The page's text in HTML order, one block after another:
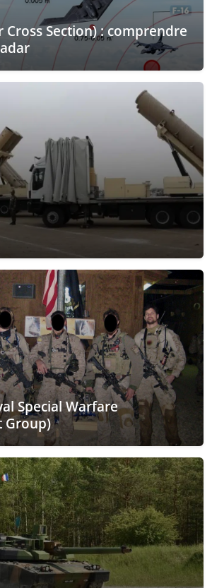
Cross Section) : comprendre
Special Warfare
Group)